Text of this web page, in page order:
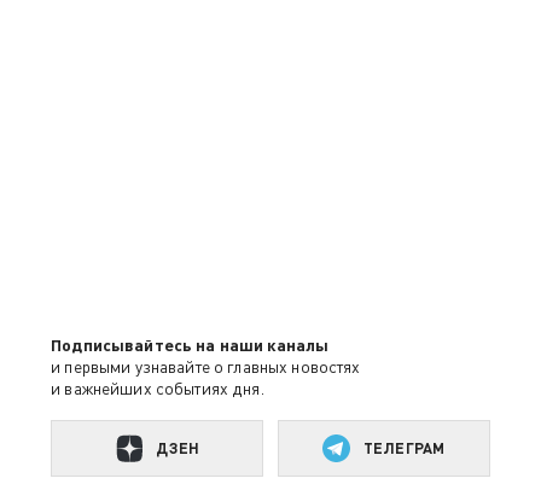
Подписывайтесь на наши каналы
и первыми узнавайте о главных новостях
и важнейших событиях дня.
ДЗЕН ТЕЛЕГРАМ